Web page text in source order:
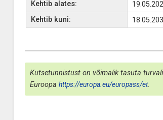
Kehtib alates:
Kehtib kuni:
Kutsetunnistust on võimalik tasuta
Euroopa https://europa.eu/europass/et.